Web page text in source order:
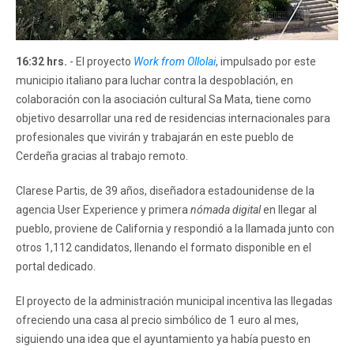
16:32 hrs. - El proyecto Work from Ollolai, impulsado por este
municipio italiano para luchar contra la despoblación, en
colaboración con la asociación cultural Sa Mata, tiene como
objetivo desarrollar una red de residencias internacionales para
profesionales que vivirán y trabajarán en este pueblo de
Cerdeña gracias al trabajo remoto.
Clarese Partis, de 39 años, diseñadora estadounidense de la
agencia User Experience y primera nómada digitalen llegar al
pueblo, proviene de California y respondió a la llamada junto con
otros 1,112 candidatos, llenando el formato disponible en el
portal dedicado.
El proyecto de la administración municipal incentiva las llegadas
ofreciendo una casa al precio simbólico de 1 euro al mes,
siguiendo una idea que el ayuntamiento ya había puesto en